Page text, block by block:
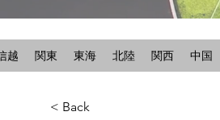
越 関東 東海 北陸 関西 中国
< Back